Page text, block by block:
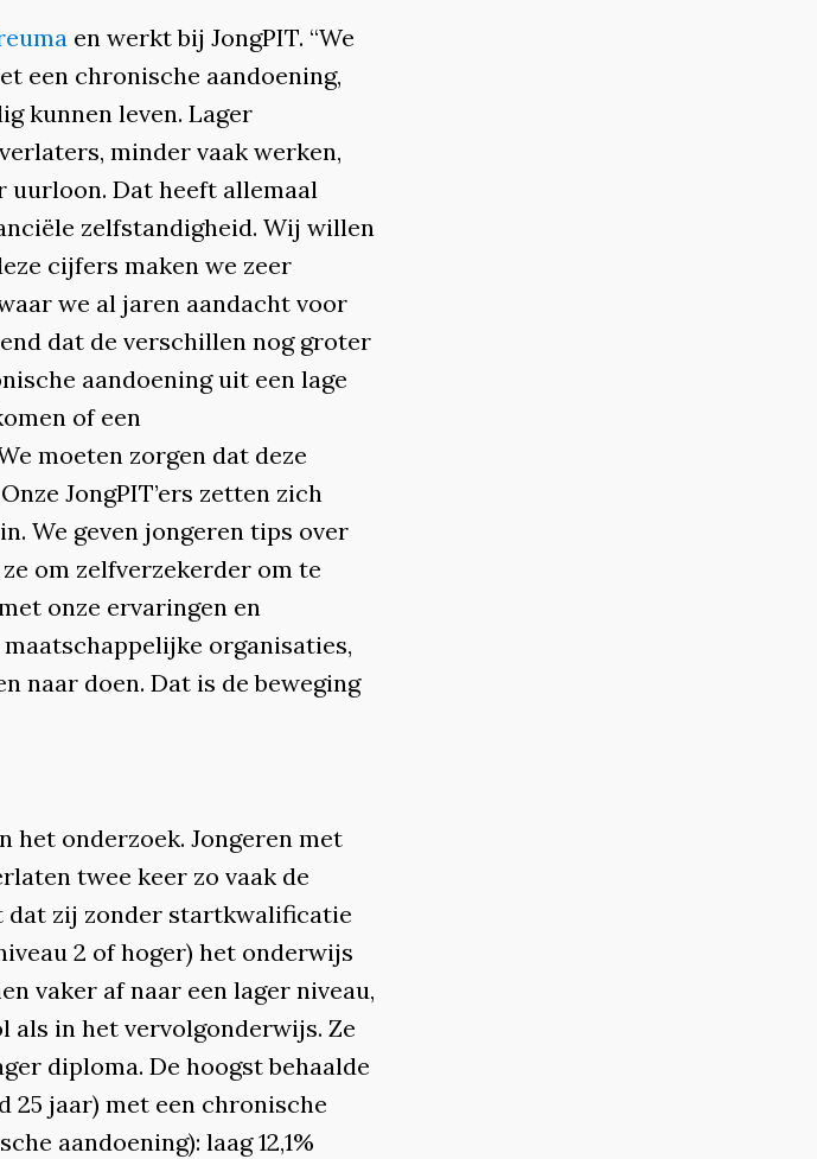
en werkt bij JongPIT. “We
een chronische aandoening,
kunnen leven. Lager
minder vaak werken,
uurloon. Dat heeft allemaal
zelfstandigheid. Wij willen
cijfers maken we zeer
we al jaren aandacht voor
dat de verschillen nog groter
aandoening uit een lage
of een
moeten zorgen dat deze
JongPIT’ers zetten zich
We geven jongeren tips over
om zelfverzekerder om te
onze ervaringen en
organisaties,
naar doen. Dat is de beweging
het onderzoek. Jongeren met
twee keer zo vaak de
zij zonder startkwalificatie
2 of hoger) het onderwijs
vaker af naar een lager niveau,
als in het vervolgonderwijs. Ze
diploma. De hoogst behaalde
25 jaar) met een chronische
aandoening): laag 12,1%